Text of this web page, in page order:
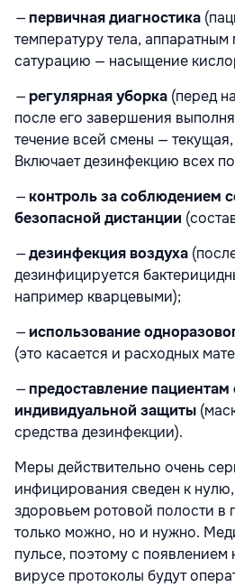
—первичная диагностика
температуру тела,
сатурацию — насыщение
—регулярнаяуборка (перед
после его завершения
течение всей смены —
Включает дезинфекцию всех
—контроль за соблюдением
безопасной дистанции
—дезинфекция воздуха
дезинфицируется
например кварцевыми);
—использование
(это касается и расходных
—предоставление пациентам
индивидуальной защиты
средства дезинфекции).
Меры действительно очень
инфицирования сведен к
здоровьем ротовой полости в
только можно, но и нужно.
пульсе, поэтому с появлением
вирусе протоколы будут